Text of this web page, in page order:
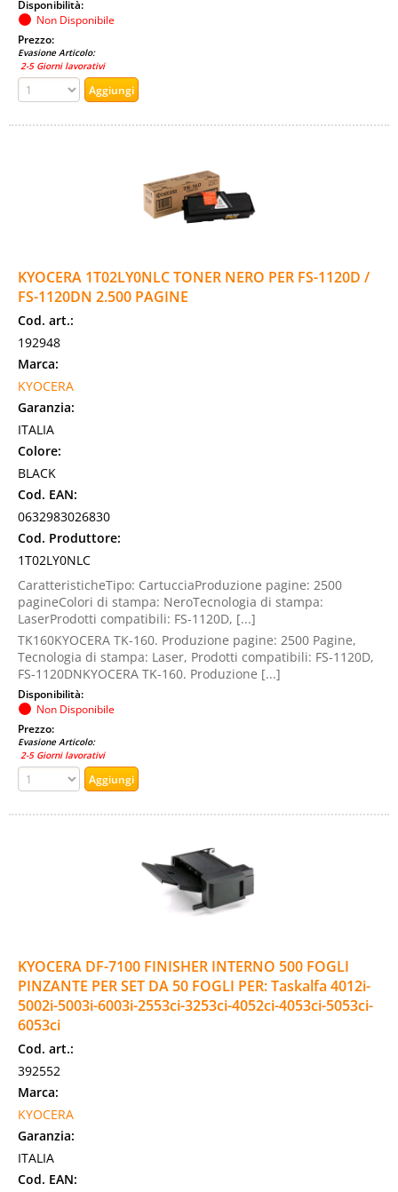
Disponibilità:
Non Disponibile
Prezzo:
Evasione Articolo:
2-5 Giorni lavorativi
KYOCERA 1T02LY0NLC TONER NERO PER FS-1120D /
FS-1120DN 2.500 PAGINE
Cod. art.:
192948
Marca:
KYOCERA
Garanzia:
ITALIA
Colore:
BLACK
Cod. EAN:
0632983026830
Cod. Produttore:
1T02LY0NLC
CaratteristicheTipo: CartucciaProduzione pagine: 2500
pagineColori di stampa: NeroTecnologia di stampa:
LaserProdotti compatibili: FS-1120D, [...]
TK160KYOCERA TK-160. Produzione pagine: 2500 Pagine,
Tecnologia di stampa: Laser, Prodotti compatibili: FS-1120D,
FS-1120DNKYOCERA TK-160. Produzione [...]
Disponibilità:
Non Disponibile
Prezzo:
Evasione Articolo:
2-5 Giorni lavorativi
KYOCERA DF-7100 FINISHER INTERNO 500 FOGLI
PINZANTE PER SET DA 50 FOGLI PER: Taskalfa 4012i-
5002i-5003i-6003i-2553ci-3253ci-4052ci-4053ci-5053ci-
6053ci
Cod. art.:
392552
Marca:
KYOCERA
Garanzia:
ITALIA
Cod. EAN: